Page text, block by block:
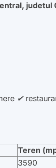
judetul
✔
Teren
3590